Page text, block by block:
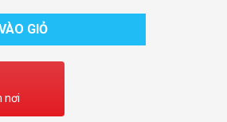
GIỎ
nơi